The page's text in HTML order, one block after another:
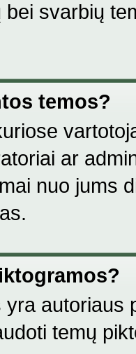
svarbių
temos?
ar
nuo jums
yra autoriaus
temų